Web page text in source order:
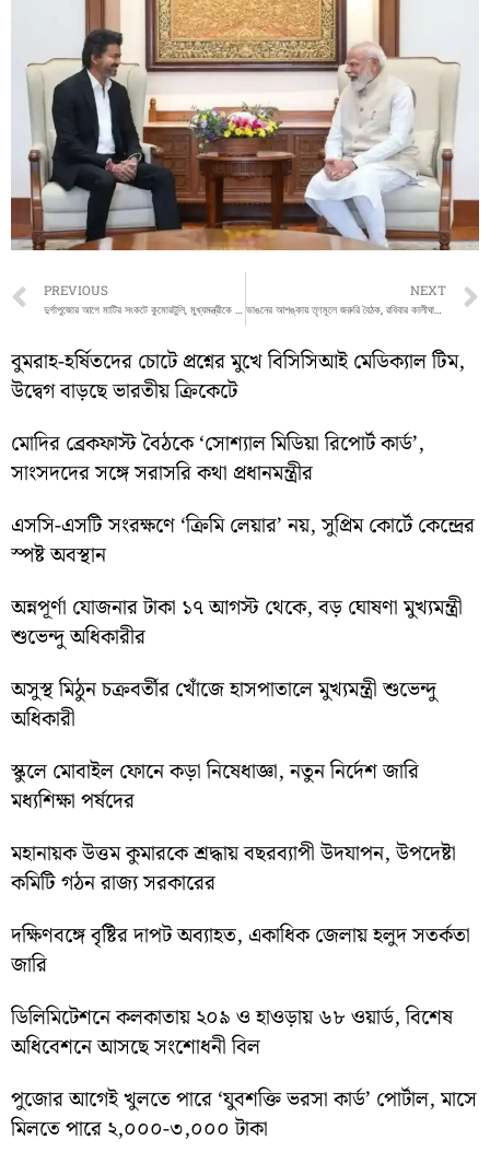
Prev
PREVIOUS
দুর্গাপুজোর আগে মাটির সংকটে কুমোরটুলি, মুখ্যমন্ত্রীকে চিঠি শিল্পীদের
NEXT
ভাঙনের আশঙ্কায় তৃণমূলে জরুরি বৈঠক, রবিবার কালীঘাটে ডাকলেন মমতা
বুমরাহ-হর্ষিতদের চোটে প্রশ্নের মুখে বিসিসিআই মেডিক্যাল টিম,
উদ্বেগ বাড়ছে ভারতীয় ক্রিকেটে
মোদির ব্রেকফাস্ট বৈঠকে ‘সোশ্যাল মিডিয়া রিপোর্ট কার্ড’,
সাংসদদের সঙ্গে সরাসরি কথা প্রধানমন্ত্রীর
এসসি-এসটি সংরক্ষণে ‘ক্রিমি লেয়ার’ নয়, সুপ্রিম কোর্টে কেন্দ্রের
স্পষ্ট অবস্থান
অন্নপূর্ণা যোজনার টাকা ১৭ আগস্ট থেকে, বড় ঘোষণা মুখ্যমন্ত্রী
শুভেন্দু অধিকারীর
অসুস্থ মিঠুন চক্রবর্তীর খোঁজে হাসপাতালে মুখ্যমন্ত্রী শুভেন্দু
অধিকারী
স্কুলে মোবাইল ফোনে কড়া নিষেধাজ্ঞা, নতুন নির্দেশ জারি
মধ্যশিক্ষা পর্ষদের
মহানায়ক উত্তম কুমারকে শ্রদ্ধায় বছরব্যাপী উদযাপন, উপদেষ্টা
কমিটি গঠন রাজ্য সরকারের
দক্ষিণবঙ্গে বৃষ্টির দাপট অব্যাহত, একাধিক জেলায় হলুদ সতর্কতা
জারি
ডিলিমিটেশনে কলকাতায় ২০৯ ও হাওড়ায় ৬৮ ওয়ার্ড, বিশেষ
অধিবেশনে আসছে সংশোধনী বিল
পুজোর আগেই খুলতে পারে ‘যুবশক্তি ভরসা কার্ড’ পোর্টাল, মাসে
মিলতে পারে ২,০০০-৩,০০০ টাকা